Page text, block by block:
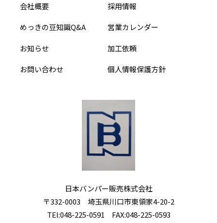
会社概要 採用情報
めっきの豆知識Q&A 営業カレンダー
お知らせ 加工依頼
お問い合わせ 個人情報保護方針
日本バンパー販売株式会社
〒332-0003 埼玉県川口市東領家4-20-2
TEl:048-225-0591 FAX:048-225-0593